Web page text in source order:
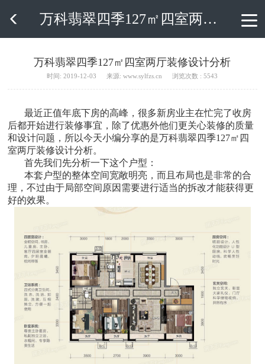
 万科翡翠四季127㎡四室两厅装修设计分析
万科翡翠四季127㎡四室两厅装修设计分析
时间: 2019-12-03 来源: www.sylfzs.cn 浏览次数 : 5543
最近正值年底下房的高峰，很多新房业主在忙完了收房
后都开始进行装修事宜，除了优惠外他们更关心装修的质量
和设计问题，所以今天小编分享的是万科翡翠四季127㎡四
室两厅装修设计分析。
首先我们先分析一下这个户型：
本套户型的整体空间宽敞明亮，而且布局也是非常的合
理，不过由于局部空间原因需要进行适当的拆改才能获得更
好的效果。